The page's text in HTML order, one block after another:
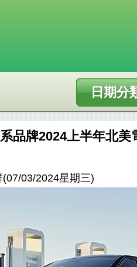
日期分
品牌2024上半年北美
03/2024星期三)